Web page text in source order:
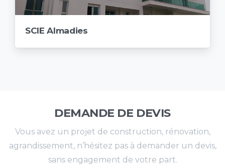
SCIE Almadies
DEMANDE DE DEVIS
Vous avez un projet de construction, rénovation,
agrandissement, n’hésitez pas à demander un devis,
sans engagement de votre part.